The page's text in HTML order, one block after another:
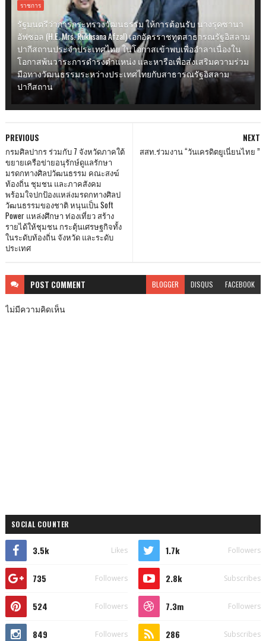
ราชการ
รัฐมนตรีว่าการกระทรวงวัฒนธรรม ให้การต้อนรับ นางรุคซานา
อัฟซอล (H.E. Mrs. Rukhsana Afzal) เอกอัครราชทูตสาธารณรัฐอิสลาม
ปากีสถานประจำประเทศไทย ในโอกาสเข้าพบเพื่ออำลาเนื่องใน
โอกาสพ้นวาระการดำรงตำแหน่ง และหารือเพื่อส่งเสริมความร่วม
มือทางวัฒนธรรมระหว่างประเทศไทยกับสาธารณรัฐอิสลาม
ปากีสถาน
NEXT
สสท.ร่วมงาน “วันเครดิตยูเนี่ยนไทย ”
PREVIOUS
กรมศิลปากร ร่วมกับ 7 จังหวัดภาคใต้
ขยายเครือข่ายอนุรักษ์ดูแลรักษา
มรดกทางศิลปวัฒนธรรม คณะสงฆ์
ท้องถิ่น ชุมชน และภาคสังคม
พร้อมใจปกป้องแหล่งมรดกทางศิลป
วัฒนธรรมของชาติ หนุนเป็น Soft
Power แหล่งศึกษา ท่องเที่ยว สร้าง
รายได้ให้ชุมชน กระตุ้นเศรษฐกิจทั้ง
ในระดับท้องถิ่น จังหวัด และระดับ
ประเทศ
POST COMMENT BLOGGER DISQUS FACEBOOK
ไม่มีความคิดเห็น
SOCIAL COUNTER
3.5k Likes 1.7k Followers
735 Followers 2.8k Subscribes
524 Followers 7.3m Followers
849 Followers 286 Subscribes